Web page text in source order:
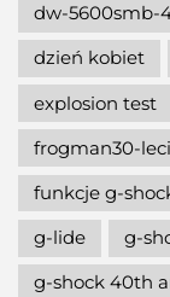
dw-5600smb-
dzień kobiet
explosion test
frogman30-
funkcje g-
g-lide
g-
g-shock 40th